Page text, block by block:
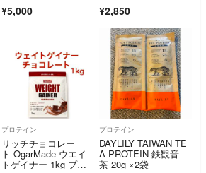
¥5,000 ¥2,850
プロテイン
リッチチョコレー
ト OgarMade ウエイ
トゲイナー 1kg プロ
プロテイン
DAYLILY TAIWAN TE
A PROTEIN 鉄観音
茶 20g ×2袋